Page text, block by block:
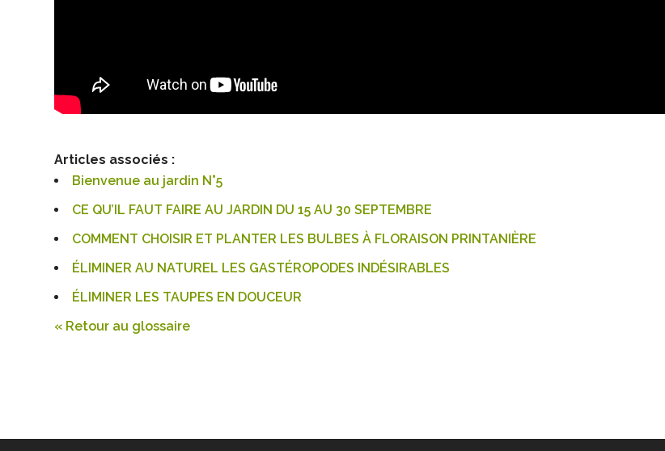
Articles associés :
Bienvenue au jardin N°5
CE QU’IL FAUT FAIRE AU JARDIN DU 15 AU 30 SEPTEMBRE
COMMENT CHOISIR ET PLANTER LES BULBES À FLORAISON PRINTANIÈRE
ÉLIMINER AU NATUREL LES GASTÉROPODES INDÉSIRABLES
ÉLIMINER LES TAUPES EN DOUCEUR
« Retour au glossaire